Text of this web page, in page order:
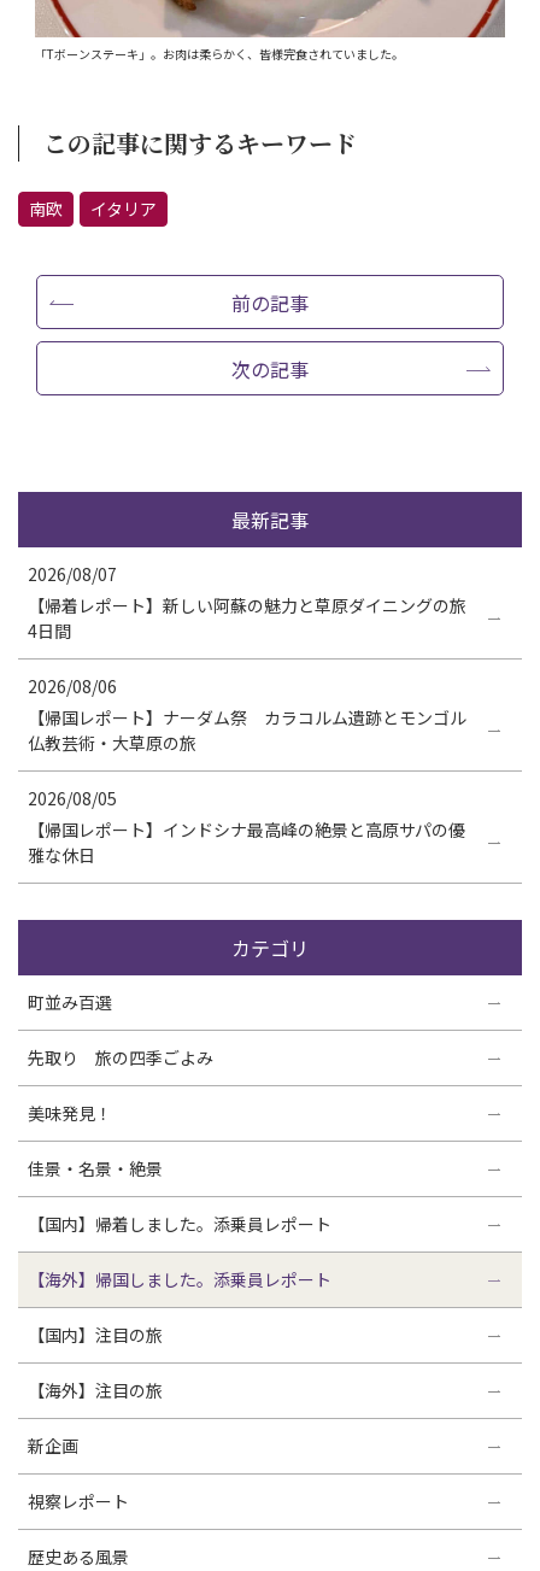
「Tボーンステーキ」。お肉は柔らかく、皆様完食されていました。
この記事に関するキーワード
南欧 イタリア
前の記事
次の記事
最新記事
2026/08/07
【帰着レポート】新しい阿蘇の魅力と草原ダイニングの旅
4日間
2026/08/06
【帰国レポート】ナーダム祭 カラコルム遺跡とモンゴル
仏教芸術・大草原の旅
2026/08/05
【帰国レポート】インドシナ最高峰の絶景と高原サパの優
雅な休日
カテゴリ
町並み百選
先取り 旅の四季ごよみ
美味発見！
佳景・名景・絶景
【国内】帰着しました。添乗員レポート
【海外】帰国しました。添乗員レポート
【国内】注目の旅
【海外】注目の旅
新企画
視察レポート
歴史ある風景